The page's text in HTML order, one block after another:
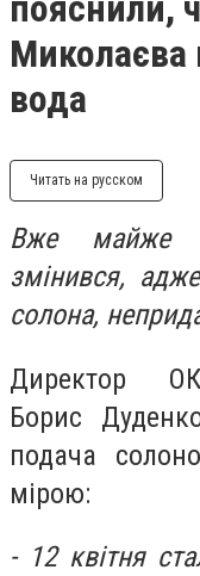
Миколаєва
вода
Читать на русском
Вже майже
змінився,
солона,
Директор
Борис
подача
мірою:
- 12 квітня